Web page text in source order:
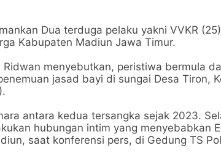
Dua terduga pelaku yakni VVKR
Kabupaten Madiun Jawa Timur.
menyebutkan, peristiwa bermula
jasad bayi di sungai Desa Tiron,
antara kedua tersangka sejak 2023.
hubungan intim yang menyebabkan
saat konferensi pers, di Gedung TS